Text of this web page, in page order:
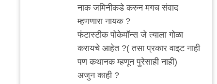
आवडला
फंटास्टिक
नाक जमिनीकडे करुन मगच संवाद
म्हणणारा नायक ?
फंटास्टीक पोकेमॉन्स जे त्याला गोळा
करायचे आहेत ?( तसा प्रकार वाइट नाही
पण कथानक म्हणून पुरेसाही नाही)
अजुन काही ?